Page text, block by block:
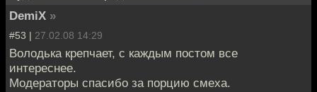
DemiX »
#53 | 27.02.08 14:29
Володька крепчает, с каждым постом все
интереснее.
Модераторы спасибо за порцию смеха.